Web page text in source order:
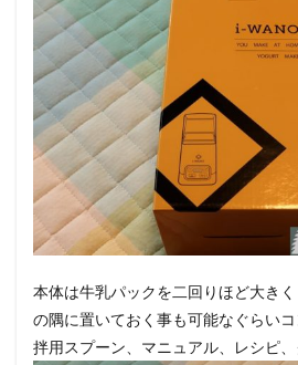
本体は牛乳パックを二回りほど大き
の隅に置いておく事も可能なぐらい
拌用スプーン、マニュアル、レシピ、